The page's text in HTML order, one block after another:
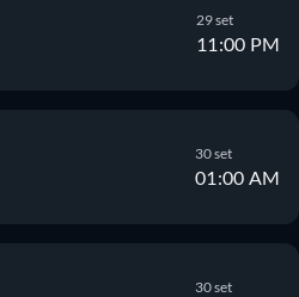
29 set
11:00 PM
30 set
01:00 AM
30 set